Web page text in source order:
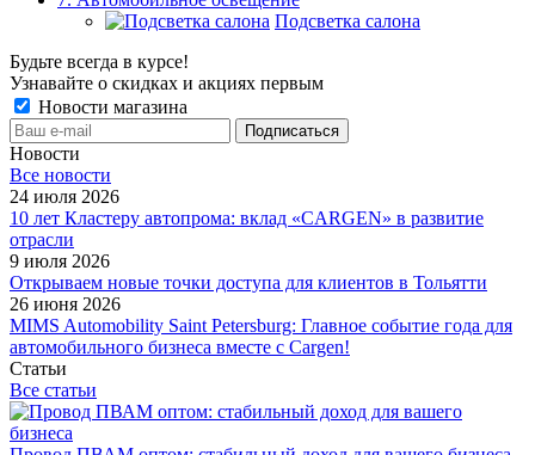
Подсветка салона
Будьте всегда в курсе!
Узнавайте о скидках и акциях первым
Новости магазина
Новости
Все новости
24 июля 2026
10 лет Кластеру автопрома: вклад «CARGEN» в развитие
отрасли
9 июля 2026
Открываем новые точки доступа для клиентов в Тольятти
26 июня 2026
MIMS Automobility Saint Petersburg: Главное событие года для
автомобильного бизнеса вместе с Cargen!
Статьи
Все статьи